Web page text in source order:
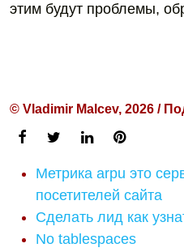
этим будут проблемы,
© Vladimir Malcev, 2026 /
Метрика arpu это
посетителей сайта
Сделать лид как
No tablespaces